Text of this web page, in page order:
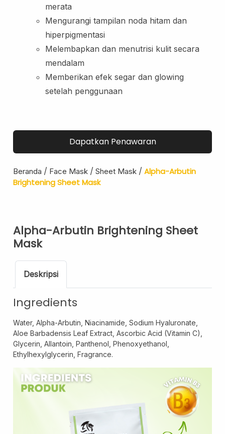
Eye Serum
Body Butter
Body Scrub
Hair Care
Hair Mask
Conditioner
Hair Oil
Face Care
Men Skincare
merata
Mengurangi tampilan noda hitam dan
hiperpigmentasi
Melembapkan dan menutrisi kulit secara
mendalam
Memberikan efek segar dan glowing
setelah penggunaan
Dapatkan Penawaran
Beranda / Face Mask / Sheet Mask / Alpha-Arbutin
Brightening Sheet Mask
Alpha-Arbutin Brightening Sheet
Mask
Deskripsi
Ingredients
Water, Alpha-Arbutin, Niacinamide, Sodium Hyaluronate,
Aloe Barbadensis Leaf Extract, Ascorbic Acid (Vitamin C),
Glycerin, Allantoin, Panthenol, Phenoxyethanol,
Ethylhexylglycerin, Fragrance.